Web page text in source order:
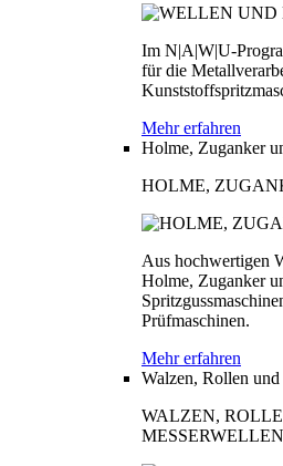
Im N|A|W|U-
für die
Mehr erfahren
Holme, Zuganker
HOLME,
Aus hochwertigen
Holme, Zuganker
Prüfmaschinen.
Mehr erfahren
Walzen, Rollen
WALZEN,
MESSERWELLEN